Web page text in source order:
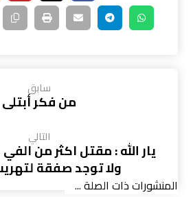
سابق
من فكر أبتلى
التالي
يار الله : مقتل اكثر من
ولا توجد صفقة
المنشورات ذات الصلة ...